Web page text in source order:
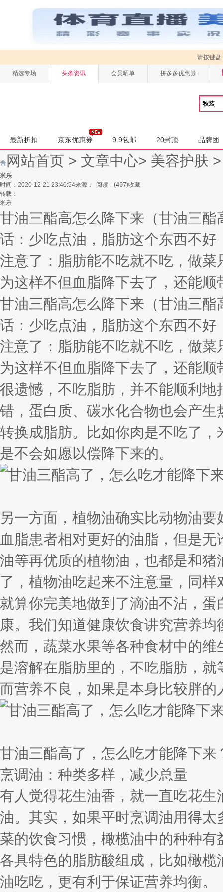
请按键盘
精选专场 头条资讯 会员晒单 拼多多优惠券
最新折扣 京东优惠券 9.9包邮 20封顶 品牌团
网站首页 > 文章中心> 美容护肤
米乐
时间：2020-12-21 23:40:54来源： 阅读： (407)收藏
转载：
米乐
甘油三酯高怎么降下来（甘油三
话：少吃点油，脂肪这个东西不
注意了：脂肪能不吃就不吃，做
为这样不但血脂降下去了，还能
甘油三酯高怎么降下来（甘油三
话：少吃点油，脂肪这个东西不
注意了：脂肪能不吃就不吃，做
为这样不但血脂降下去了，还能
很遗憾，不吃脂肪，并不能顺利
错，蛋白质、碳水化合物也会产
转换成脂肪。比如你肉是不吃了
是不会如愿以偿降下来的。
另一方面，植物油确实比动物油
血脂患者相对更好的油脂，但是
油等再优质的植物油，也都是和
了，植物油吃起来不注意量，同样
就算你完美地做到了滴油不沾，
康。我们知道健康饮食讲究营养
然而，蔬菜水果等各种食材中的
是溶解在脂肪里的，不吃脂肪，
而营养不良，如果是本身比较胖
甘油三酯高了，怎么吃才能降下来
烹调油：种类多样，减少总量
有人觉得花生油香，就一直吃花
油。其实，如果平时烹调油用得
菜的饮食习惯，橄榄油中的种种
各具特色的脂肪酸组成，比如橄
油吃吃，更有利于保证营养均衡。